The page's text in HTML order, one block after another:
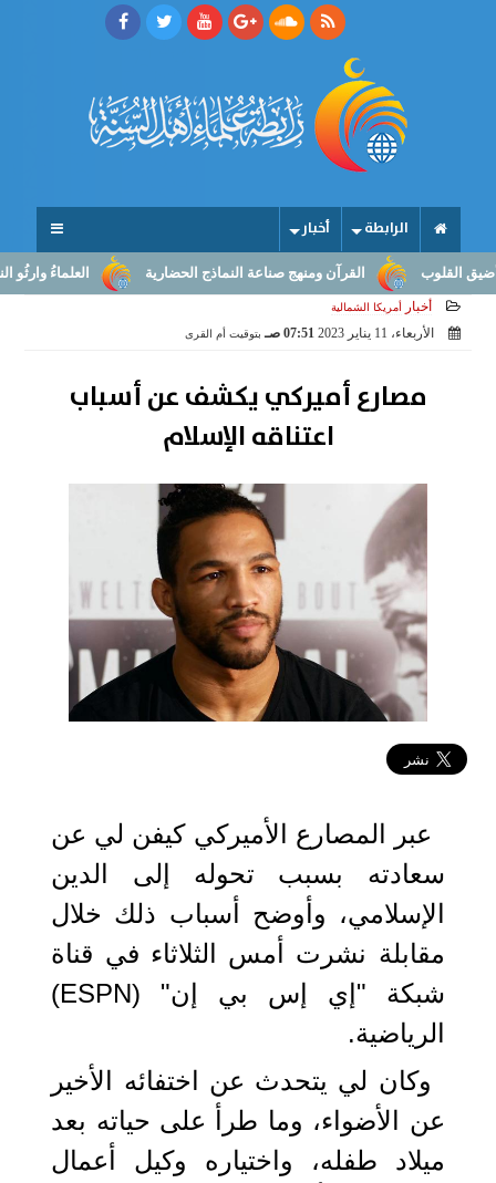
الرابطة أخبار
العلماءُ وارثُو القرآن ومنهج صناعة النماذج الحضارية
أخبار أمريكا الشمالية
الأربعاء، 11 يناير 2023 07:51 صـ بتوقيت أم القرى
مصارع أميركي يكشف عن أسباب
اعتناقه الإسلام
عبر المصارع الأميركي كيفن لي عن
سعادته بسبب تحوله إلى الدين
الإسلامي، وأوضح أسباب ذلك خلال
مقابلة نشرت أمس الثلاثاء في قناة
شبكة "إي إس بي إن" (ESPN)
الرياضية.
وكان لي يتحدث عن اختفائه الأخير
عن الأضواء، وما طرأ على حياته بعد
ميلاد طفله، واختياره وكيل أعمال